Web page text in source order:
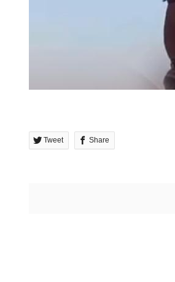
Tweet Share